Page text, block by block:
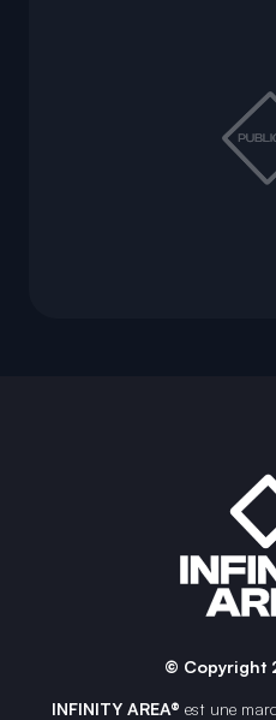
© Copyright
INFINITY AREA® est une